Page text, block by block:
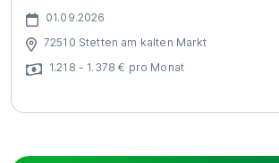
01.09.2026
72510 Stetten am kalten Markt
1.218 - 1.378 € pro Monat